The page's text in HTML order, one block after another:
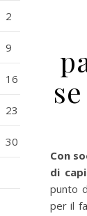
2
9
16
23
30
Con
di
punto
per il